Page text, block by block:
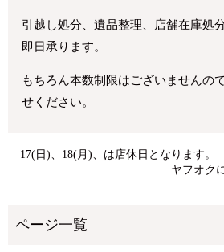
引越し処分、遺品整理、店舗在庫処
即日承ります。
もちろん本数制限はございませんの
せください。
17(日)、18(月)、は店休日となります。
ヤフオク